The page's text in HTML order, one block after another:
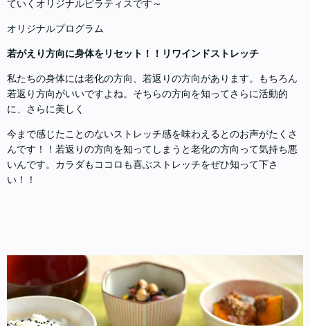
ていくオリジナルピラティスです～
オリジナルプログラム
若がえり方向に身体をリセット！！リワインドストレッチ
私たちの身体には老化の方向、若返りの方向があります。もちろん
若返り方向がいいですよね。そちらの方向を知ってさらに活動的
に、さらに美しく
今まで感じたことのないストレッチ感を味わえるとのお声がたくさ
んです！！若返りの方向を知ってしまうと老化の方向って気持ち悪
いんです。カラダもココロも喜ぶストレッチをぜひ知って下さ
い！！